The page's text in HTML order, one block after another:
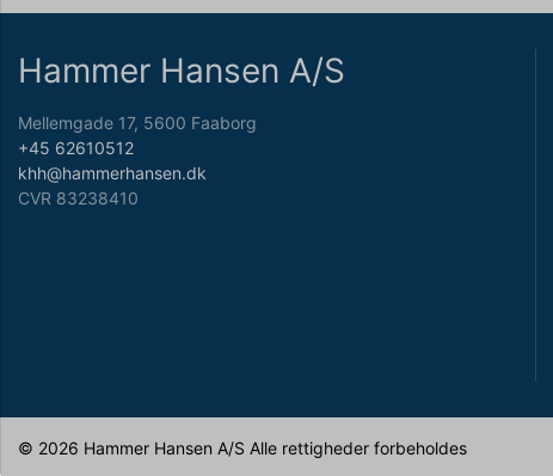
Hammer Hansen A/S
Mellemgade 17, 5600 Faaborg
+45 62610512
khh@hammerhansen.dk
CVR 83238410
© 2026 Hammer Hansen A/S Alle rettigheder forbeholdes